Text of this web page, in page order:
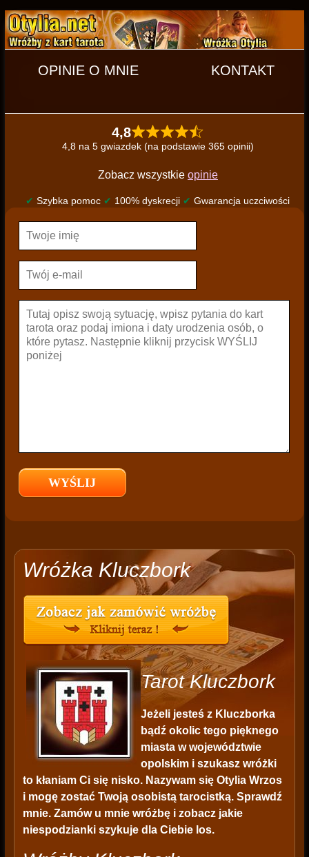
OPINIE O MNIE KONTAKT
4,8
4,8 na 5 gwiazdek (na podstawie 365 opinii)
Zobacz wszystkie opinie
✔ Szybka pomoc ✔ 100% dyskrecji ✔ Gwarancja uczciwości
Wróżka Kluczbork
Tarot Kluczbork
Jeżeli jesteś z Kluczborka
bądź okolic tego pięknego
miasta w województwie
opolskim i szukasz wróżki
to kłaniam Ci się nisko. Nazywam się Otylia Wrzos
i mogę zostać Twoją osobistą tarocistką. Sprawdź
mnie. Zamów u mnie wróżbę i zobacz jakie
niespodzianki szykuje dla Ciebie los.